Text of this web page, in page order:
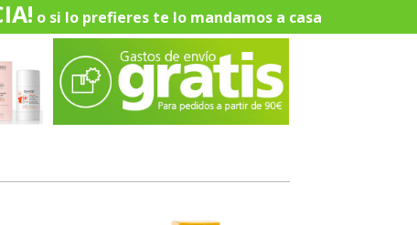
o si lo prefieres te lo mandamos a casa